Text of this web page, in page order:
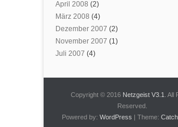
April 2008 (2)
März 2008 (4)
Dezember 2007 (2)
November 2007 (1)
Juli 2007 (4)
Copyright © 2016 Netzgeist V3.1 . All
Reserved.
Powered by: WordPress | Theme: